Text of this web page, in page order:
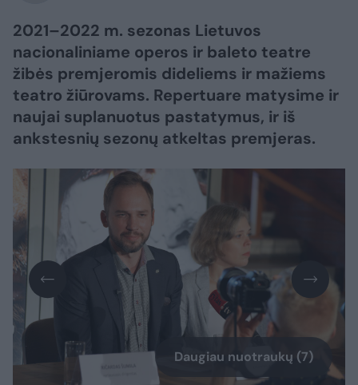
2021–2022 m. sezonas Lietuvos
nacionaliniame operos ir baleto teatre
žibės premjeromis dideliems ir mažiems
teatro žiūrovams. Repertuare matysime ir
naujai suplanuotus pastatymus, ir iš
ankstesnių sezonų atkeltas premjeras.
Daugiau nuotraukų (7)